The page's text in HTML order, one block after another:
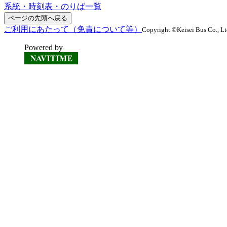
系統・時刻表・のりば一覧
ページの先頭へ戻る
ご利用にあたって（免責について等） Copyright ©Keisei Bus Co.,
Powered by